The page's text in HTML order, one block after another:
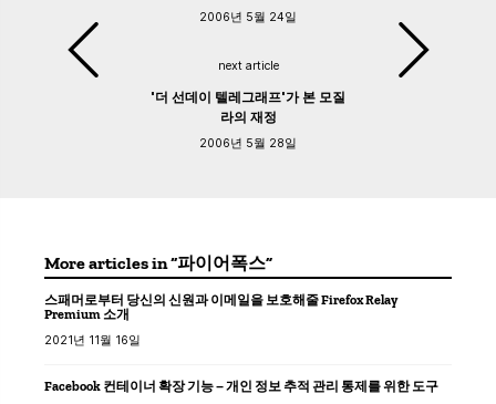
2006년 5월 24일
next article
'더 선데이 텔레그래프'가 본 모질
라의 재정
2006년 5월 28일
More articles in “파이어폭스”
스패머로부터 당신의 신원과 이메일을 보호해줄 Firefox Relay
Premium 소개
2021년 11월 16일
Facebook 컨테이너 확장 기능 – 개인 정보 추적 관리 통제를 위한 도구